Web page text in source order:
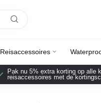
Reisaccessoires
Pak nu 5% extra korting op alle
reisaccessoires met de